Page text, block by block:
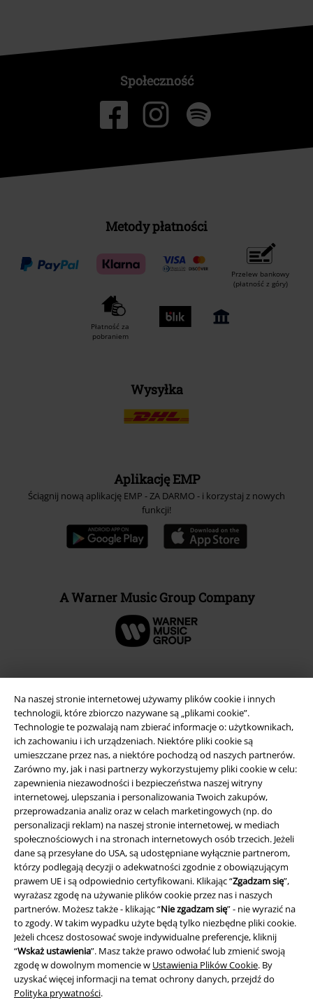
Na naszej stronie internetowej używamy plików cookie i innych
technologii, które zbiorczo nazywane są „plikami cookie”.
Technologie te pozwalają nam zbierać informacje o: użytkownikach,
ich zachowaniu i ich urządzeniach. Niektóre pliki cookie są
umieszczane przez nas, a niektóre pochodzą od naszych partnerów.
Zarówno my, jak i nasi partnerzy wykorzystujemy pliki cookie w celu:
zapewnienia niezawodności i bezpieczeństwa naszej witryny
internetowej, ulepszania i personalizowania Twoich zakupów,
przeprowadzania analiz oraz w celach marketingowych (np. do
personalizacji reklam) na naszej stronie internetowej, w mediach
społecznościowych i na stronach internetowych osób trzecich. Jeżeli
dane są przesyłane do USA, są udostępniane wyłącznie partnerom,
którzy podlegają decyzji o adekwatności zgodnie z obowiązującym
prawem UE i są odpowiednio certyfikowani. Klikając “Zgadzam się”,
wyrażasz zgodę na używanie plików cookie przez nas i naszych
partnerów. Możesz także - klikając “Nie zgadzam się” - nie wyrazić na
to zgody. W takim wypadku użyte będą tylko niezbędne pliki cookie.
Jeżeli chcesz dostosować swoje indywidualne preferencje, kliknij
“Wskaż ustawienia”. Masz także prawo odwołać lub zmienić swoją
zgodę w dowolnym momencie w Ustawienia Plików Cookie. By
uzyskać więcej informacji na temat ochrony danych, przejdź do
Polityka prywatności.
Społeczność
Metody płatności
Przelew bankowy
(płatność z góry)
Płatność za
pobraniem
Wysyłka
Aplikację EMP
Ściągnij nową aplikację EMP - ZA DARMO - i korzystaj z nowych
funkcji!
A Warner Music Group Company
Informacje prawne
Regulamin
Dane firmy
Polityka prywatności
Unieszkodliwianie odpadów i ochrona środowiska
Deklaracja Zgodności
Informacje dotyczące dostępności